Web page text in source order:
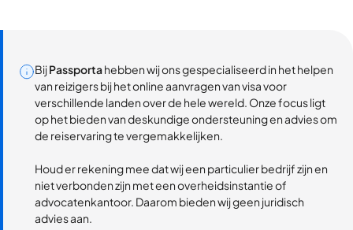
BijPassportahebben wij ons gespecialiseerd in het helpen
van reizigers bij het online aanvragen van visa voor
verschillende landen over de hele wereld. Onze focus ligt
op het bieden van deskundige ondersteuning en advies om
de reiservaring te vergemakkelijken.
Houd er rekening mee dat wij een particulier bedrijf zijn en
niet verbonden zijn met een overheidsinstantie of
advocatenkantoor. Daarom bieden wij geen juridisch
advies aan.